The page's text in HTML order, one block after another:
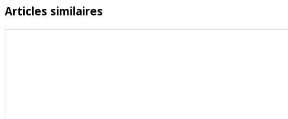
Articles similaires